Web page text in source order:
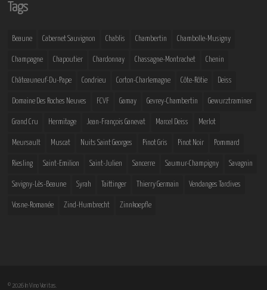
Tags
Beaune Cabernet Sauvignon Chablis Chambertin Chambolle-Musigny
Champagne Chapoutier Chardonnay Chassagne-Montrachet Chenin
Châteauneuf-Du-Pape Condrieu Corton-Charlemagne Côte-Rôtie Deiss
Domaine Des Roches Neuves FCVF Gamay Gevrey-Chambertin Gewurztraminer
Grand Cru Hermitage Jean-François Ganevat Marcel Deiss Merlot
Meursault Muscat Nuits Saint Georges Pinot Gris Pinot Noir Pommard
Riesling Saint-Emilion Saint-Julien Sancerre Saumur-Champigny Savagnin
Savigny-Lès-Beaune Syrah Taittinger Thierry Germain Vendanges Tardives
Vosne-Romanée Zind-Humbrecht Zinnkoepfle
© 2026 In Vino Veritas.